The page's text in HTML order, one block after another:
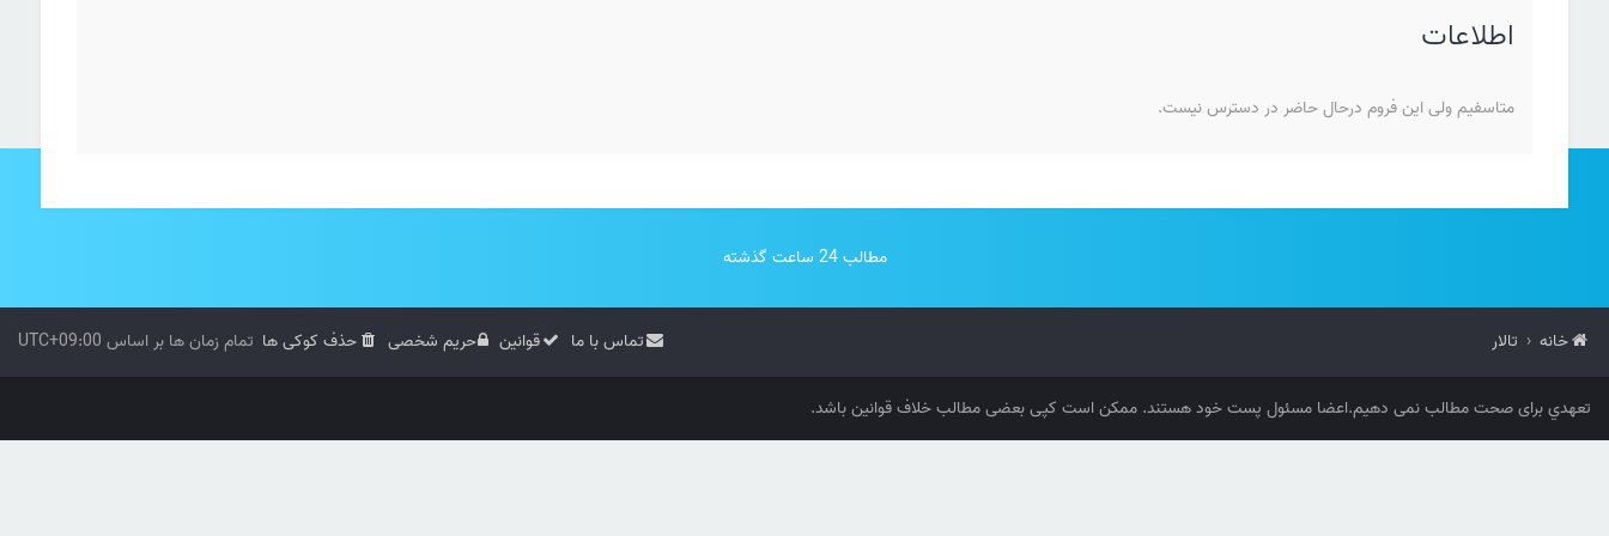
اطلاعات
متاسفیم ولی این فروم درحال حاضر در دسترس نیست.
مطالب 24 ساعت گذشته
خانه تالار تمام زمان ها بر اساس UTC+09:00 حذف کوکی ها حریم شخصی قوانین تماس با ما
تعهدي برای صحت مطالب نمی دهیم.اعضا مسئول پست خود هستند. ممکن است کپی بعضی مطالب خلاف قوانین باشد.